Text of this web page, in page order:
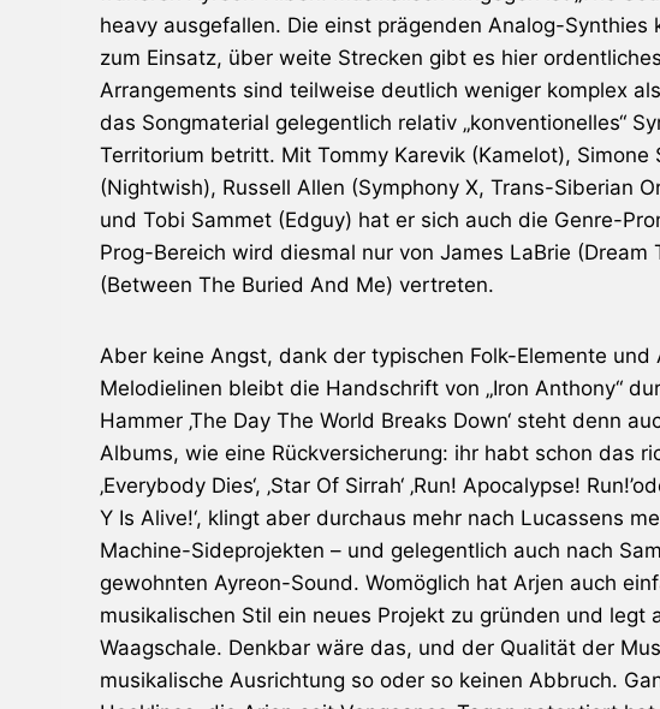
heavy ausgefallen. Die einst prägenden Analog-
zum Einsatz, über weite Strecken gibt es hier
Arrangements sind teilweise deutlich weniger komplex
das Songmaterial gelegentlich relativ „konventionelles“
Territorium betritt. Mit Tommy Karevik (Kamelot), Simone
(Nightwish), Russell Allen (Symphony X, Trans-Siberian
und Tobi Sammet (Edguy) hat er sich auch die Genre-
Prog-Bereich wird diesmal nur von James LaBrie (Dream
(Between The Buried And Me) vertreten.
Aber keine Angst, dank der typischen Folk-Elemente
Melodielinen bleibt die Handschrift von „Iron Anthony“
Hammer ‚The Day The World Breaks Down‘ steht denn
Albums, wie eine Rückversicherung: ihr habt schon das
‚Everybody Dies‘, ‚Star Of Sirrah‘ ‚Run! Apocalypse!
Y Is Alive!‘, klingt aber durchaus mehr nach Lucassens
Machine-Sideprojekten – und gelegentlich auch nach
gewohnten Ayreon-Sound. Womöglich hat Arjen auch
musikalischen Stil ein neues Projekt zu gründen und legt
Waagschale. Denkbar wäre das, und der Qualität der
musikalische Ausrichtung so oder so keinen Abbruch.